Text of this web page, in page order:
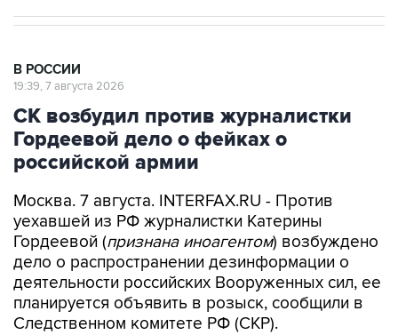
В РОССИИ
19:39, 7 августа 2026
СК возбудил против журналистки
Гордеевой дело о фейках о
российской армии
Москва. 7 августа. INTERFAX.RU - Против
уехавшей из РФ журналистки Катерины
Гордеевой (признана иноагентом) возбуждено
дело о распространении дезинформации о
деятельности российских Вооруженных сил, ее
планируется объявить в розыск, сообщили в
Следственном комитете РФ (СКР).